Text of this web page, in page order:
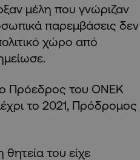
μέλη που γνώριζαν
παρεμβάσεις δεν
χώρο από
ο Πρόεδρος του ΟΝΕΚ
το 2021, Πρόδρομος
του είχε